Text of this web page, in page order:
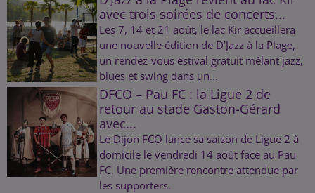
avec trois soirées de concerts...
Les 7, 14 et 21 août, le lac Kir accueillera
une nouvelle édition de D’Jazz à la Plage,
un rendez-vous estival gratuit mêlant jazz,
blues et swing dans un...
DFCO – Pau FC : la Ligue 2 de
retour au stade Gaston-Gérard
avec...
Le Dijon FCO lance sa saison de Ligue 2 à
domicile le vendredi 14 août face au Pau
FC. Une première rencontre attendue par
les supporters.